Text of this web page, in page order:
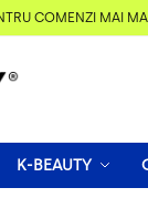
COMENZI MAI
K-BEAUTY